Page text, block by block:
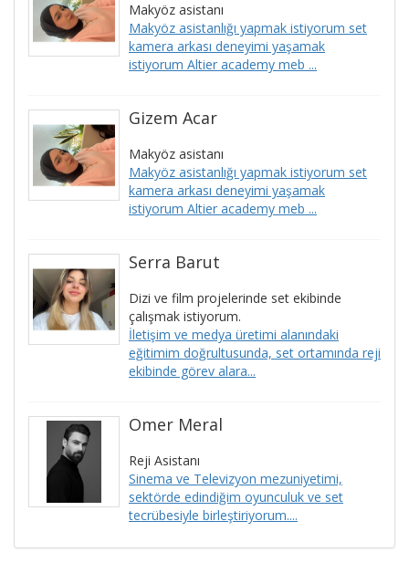
Makyöz asistanı
Makyöz asistanlığı yapmak istiyorum set
kamera arkası deneyimi yaşamak
istiyorum Altier academy meb ...
Gizem Acar
Makyöz asistanı
Makyöz asistanlığı yapmak istiyorum set
kamera arkası deneyimi yaşamak
istiyorum Altier academy meb ...
Serra Barut
Dizi ve film projelerinde set ekibinde
çalışmak istiyorum.
İletişim ve medya üretimi alanındaki
eğitimim doğrultusunda, set ortamında reji
ekibinde görev alara...
Ömer Meral
Reji Asistanı
Sinema ve Televizyon mezuniyetimi,
sektörde edindiğim oyunculuk ve set
tecrübesiyle birleştiriyorum....